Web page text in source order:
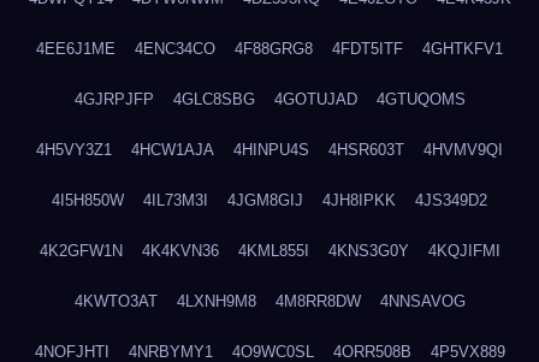
4EE6J1ME 4ENC34CO 4F88GRG8 4FDT5ITF 4GHTKFV1
4GJRPJFP 4GLC8SBG 4GOTUJAD 4GTUQOMS
4H5VY3Z1 4HCW1AJA 4HINPU4S 4HSR603T 4HVMV9QI
4I5H850W 4IL73M3I 4JGM8GIJ 4JH8IPKK 4JS349D2
4K2GFW1N 4K4KVN36 4KML855I 4KNS3G0Y 4KQJIFMI
4KWTO3AT 4LXNH9M8 4M8RR8DW 4NNSAVOG
4NOFJHTI 4NRBYMY1 4O9WC0SL 4ORR508B 4P5VX889